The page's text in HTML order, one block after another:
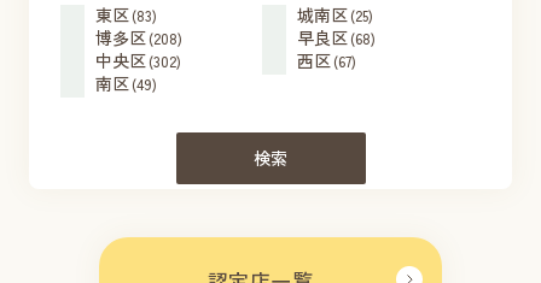
東区(83) 城南区(25)
博多区(208) 早良区(68)
中央区(302) 西区(67)
南区(49)
検索